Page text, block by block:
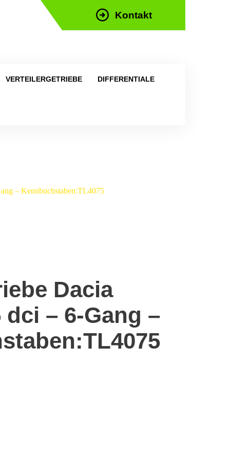
Kontakt
VERTEILERGETRIEBE DIFFERENTIALE
– Kennbuchstaben:TL4075
Dacia
– 6-Gang –